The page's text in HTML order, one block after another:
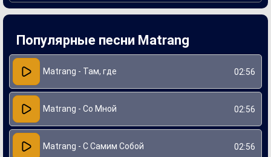
Создание “Иди” стало важным этапом в карьере
Матранга, так как он, по словам артиста, стремился
порыве, что отразилось в искренности исполнения. Этот
трек быстро завоевал популярность и стал хитом,
подтверждая талант Матранга как композитора и
исполнителя.
Популярные песни Matrang
Matrang - Там, где 02:56
Matrang - Со Мной 02:56
Matrang - С Самим Собой 02:56